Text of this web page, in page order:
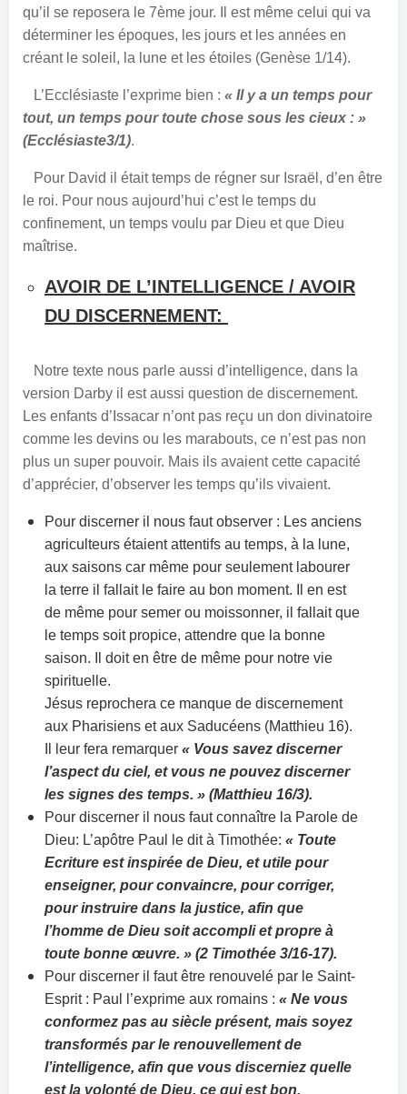
qu’il se reposera le 7ème jour. Il est même celui qui va
déterminer les époques, les jours et les années en
créant le soleil, la lune et les étoiles (Genèse 1/14).
L’Ecclésiaste l’exprime bien : « Il y a un temps pour
tout, un temps pour toute chose sous les cieux : »
(Ecclésiaste3/1).
Pour David il était temps de régner sur Israël, d’en être
le roi. Pour nous aujourd’hui c’est le temps du
confinement, un temps voulu par Dieu et que Dieu
maîtrise.
AVOIR DE L’INTELLIGENCE / AVOIR
DU DISCERNEMENT:
Notre texte nous parle aussi d’intelligence, dans la
version Darby il est aussi question de discernement.
Les enfants d’Issacar n’ont pas reçu un don divinatoire
comme les devins ou les marabouts, ce n’est pas non
plus un super pouvoir. Mais ils avaient cette capacité
d’apprécier, d’observer les temps qu’ils vivaient.
Pour discerner il nous faut observer : Les anciens
agriculteurs étaient attentifs au temps, à la lune,
aux saisons car même pour seulement labourer
la terre il fallait le faire au bon moment. Il en est
de même pour semer ou moissonner, il fallait que
le temps soit propice, attendre que la bonne
saison. Il doit en être de même pour notre vie
spirituelle.
Jésus reprochera ce manque de discernement
aux Pharisiens et aux Saducéens (Matthieu 16).
Il leur fera remarquer « Vous savez discerner
l’aspect du ciel, et vous ne pouvez discerner
les signes des temps. » (Matthieu 16/3).
Pour discerner il nous faut connaître la Parole de
Dieu: L’apôtre Paul le dit à Timothée: « Toute
Ecriture est inspirée de Dieu, et utile pour
enseigner, pour convaincre, pour corriger,
pour instruire dans la justice, afin que
l’homme de Dieu soit accompli et propre à
toute bonne œuvre. » (2 Timothée 3/16-17).
Pour discerner il faut être renouvelé par le Saint-
Esprit : Paul l’exprime aux romains : « Ne vous
conformez pas au siècle présent, mais soyez
transformés par le renouvellement de
l’intelligence, afin que vous discerniez quelle
est la volonté de Dieu, ce qui est bon,